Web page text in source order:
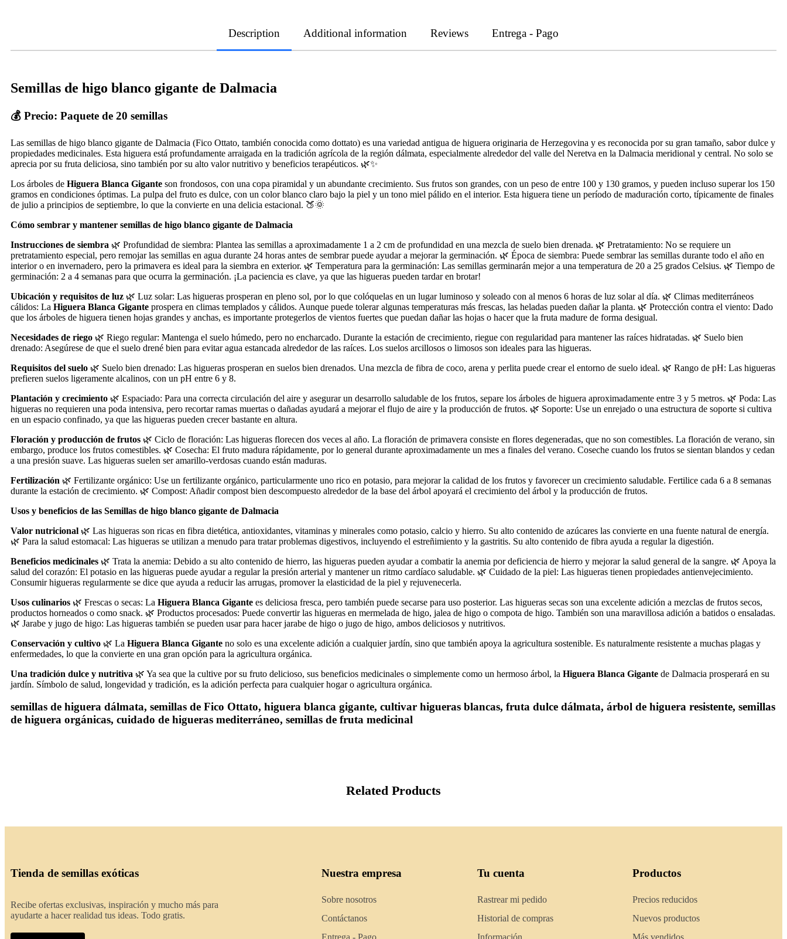
Description Additional information Reviews Entrega - Pago
Semillas de higo blanco gigante de Dalmacia
💰 Precio: Paquete de 20 semillas
Las semillas de higo blanco gigante de Dalmacia (Fico Ottato, también conocida como dottato) es una variedad antigua de higuera originaria de Herzegovina y es reconocida por su gran tamaño, sabor dulce y
propiedades medicinales. Esta higuera está profundamente arraigada en la tradición agrícola de la región dálmata, especialmente alrededor del valle del Neretva en la Dalmacia meridional y central. No solo se
aprecia por su fruta deliciosa, sino también por su alto valor nutritivo y beneficios terapéuticos. 🌿✨
Los árboles de Higuera Blanca Gigante son frondosos, con una copa piramidal y un abundante crecimiento. Sus frutos son grandes, con un peso de entre 100 y 130 gramos, y pueden incluso superar los 150
gramos en condiciones óptimas. La pulpa del fruto es dulce, con un color blanco claro bajo la piel y un tono miel pálido en el interior. Esta higuera tiene un período de maduración corto, típicamente de finales
de julio a principios de septiembre, lo que la convierte en una delicia estacional. 🍑🌞
Cómo sembrar y mantener semillas de higo blanco gigante de Dalmacia
Instrucciones de siembra 🌿 Profundidad de siembra: Plantea las semillas a aproximadamente 1 a 2 cm de profundidad en una mezcla de suelo bien drenada. 🌿 Pretratamiento: No se requiere un
pretratamiento especial, pero remojar las semillas en agua durante 24 horas antes de sembrar puede ayudar a mejorar la germinación. 🌿 Época de siembra: Puede sembrar las semillas durante todo el año en
interior o en invernadero, pero la primavera es ideal para la siembra en exterior. 🌿 Temperatura para la germinación: Las semillas germinarán mejor a una temperatura de 20 a 25 grados Celsius. 🌿 Tiempo de
germinación: 2 a 4 semanas para que ocurra la germinación. ¡La paciencia es clave, ya que las higueras pueden tardar en brotar!
Ubicación y requisitos de luz 🌿 Luz solar: Las higueras prosperan en pleno sol, por lo que colóquelas en un lugar luminoso y soleado con al menos 6 horas de luz solar al día. 🌿 Climas mediterráneos
cálidos: La Higuera Blanca Gigante prospera en climas templados y cálidos. Aunque puede tolerar algunas temperaturas más frescas, las heladas pueden dañar la planta. 🌿 Protección contra el viento: Dado
que los árboles de higuera tienen hojas grandes y anchas, es importante protegerlos de vientos fuertes que puedan dañar las hojas o hacer que la fruta madure de forma desigual.
Necesidades de riego 🌿 Riego regular: Mantenga el suelo húmedo, pero no encharcado. Durante la estación de crecimiento, riegue con regularidad para mantener las raíces hidratadas. 🌿 Suelo bien
drenado: Asegúrese de que el suelo drené bien para evitar agua estancada alrededor de las raíces. Los suelos arcillosos o limosos son ideales para las higueras.
Requisitos del suelo 🌿 Suelo bien drenado: Las higueras prosperan en suelos bien drenados. Una mezcla de fibra de coco, arena y perlita puede crear el entorno de suelo ideal. 🌿 Rango de pH: Las higueras
prefieren suelos ligeramente alcalinos, con un pH entre 6 y 8.
Plantación y crecimiento 🌿 Espaciado: Para una correcta circulación del aire y asegurar un desarrollo saludable de los frutos, separe los árboles de higuera aproximadamente entre 3 y 5 metros. 🌿 Poda: Las
higueras no requieren una poda intensiva, pero recortar ramas muertas o dañadas ayudará a mejorar el flujo de aire y la producción de frutos. 🌿 Soporte: Use un enrejado o una estructura de soporte si cultiva
en un espacio confinado, ya que las higueras pueden crecer bastante en altura.
Floración y producción de frutos 🌿 Ciclo de floración: Las higueras florecen dos veces al año. La floración de primavera consiste en flores degeneradas, que no son comestibles. La floración de verano, sin
embargo, produce los frutos comestibles. 🌿 Cosecha: El fruto madura rápidamente, por lo general durante aproximadamente un mes a finales del verano. Coseche cuando los frutos se sientan blandos y cedan
a una presión suave. Las higueras suelen ser amarillo-verdosas cuando están maduras.
Fertilización 🌿 Fertilizante orgánico: Use un fertilizante orgánico, particularmente uno rico en potasio, para mejorar la calidad de los frutos y favorecer un crecimiento saludable. Fertilice cada 6 a 8 semanas
durante la estación de crecimiento. 🌿 Compost: Añadir compost bien descompuesto alrededor de la base del árbol apoyará el crecimiento del árbol y la producción de frutos.
Usos y beneficios de las Semillas de higo blanco gigante de Dalmacia
Valor nutricional 🌿 Las higueras son ricas en fibra dietética, antioxidantes, vitaminas y minerales como potasio, calcio y hierro. Su alto contenido de azúcares las convierte en una fuente natural de energía.
🌿 Para la salud estomacal: Las higueras se utilizan a menudo para tratar problemas digestivos, incluyendo el estreñimiento y la gastritis. Su alto contenido de fibra ayuda a regular la digestión.
Beneficios medicinales 🌿 Trata la anemia: Debido a su alto contenido de hierro, las higueras pueden ayudar a combatir la anemia por deficiencia de hierro y mejorar la salud general de la sangre. 🌿 Apoya la
salud del corazón: El potasio en las higueras puede ayudar a regular la presión arterial y mantener un ritmo cardíaco saludable. 🌿 Cuidado de la piel: Las higueras tienen propiedades antienvejecimiento.
Consumir higueras regularmente se dice que ayuda a reducir las arrugas, promover la elasticidad de la piel y rejuvenecerla.
Usos culinarios 🌿 Frescas o secas: La Higuera Blanca Gigante es deliciosa fresca, pero también puede secarse para uso posterior. Las higueras secas son una excelente adición a mezclas de frutos secos,
productos horneados o como snack. 🌿 Productos procesados: Puede convertir las higueras en mermelada de higo, jalea de higo o compota de higo. También son una maravillosa adición a batidos o ensaladas.
🌿 Jarabe y jugo de higo: Las higueras también se pueden usar para hacer jarabe de higo o jugo de higo, ambos deliciosos y nutritivos.
Conservación y cultivo 🌿 La Higuera Blanca Gigante no solo es una excelente adición a cualquier jardín, sino que también apoya la agricultura sostenible. Es naturalmente resistente a muchas plagas y
enfermedades, lo que la convierte en una gran opción para la agricultura orgánica.
Una tradición dulce y nutritiva 🌿 Ya sea que la cultive por su fruto delicioso, sus beneficios medicinales o simplemente como un hermoso árbol, la Higuera Blanca Gigante de Dalmacia prosperará en su
jardín. Símbolo de salud, longevidad y tradición, es la adición perfecta para cualquier hogar o agricultura orgánica.
semillas de higuera dálmata, semillas de Fico Ottato, higuera blanca gigante, cultivar higueras blancas, fruta dulce dálmata, árbol de higuera resistente, semillas
de higuera orgánicas, cuidado de higueras mediterráneo, semillas de fruta medicinal
Related Products
Tienda de semillas exóticas
Recibe ofertas exclusivas, inspiración y mucho más para
ayudarte a hacer realidad tus ideas. Todo gratis.
Nuestra empresa
Sobre nosotros
Contáctanos
Entrega - Pago
Tu cuenta
Rastrear mi pedido
Historial de compras
Información
Productos
Precios reducidos
Nuevos productos
Más vendidos